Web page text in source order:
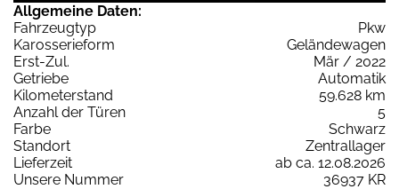
Allgemeine Daten:
Fahrzeugtyp
Pkw
Karosserieform
Geländewagen
Erst-Zul.
Mär / 2022
Getriebe
Automatik
Kilometerstand
59.628 km
Anzahl der Türen
5
Farbe
Schwarz
Standort
Zentrallager
Lieferzeit
ab ca. 12.08.2026
Unsere Nummer
36937 KR